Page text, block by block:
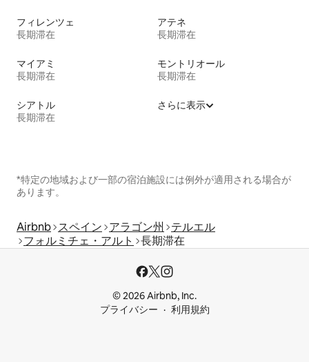
フィレンツェ
長期滞在
アテネ
長期滞在
マイアミ
長期滞在
モントリオール
長期滞在
シアトル
長期滞在
さらに表示
*特定の地域および一部の宿泊施設には例外が適用される場合が
あります。
Airbnb スペイン アラゴン州
テルエル
フォルミチェ・アルト
長期滞在
© 2026 Airbnb, Inc.
プライバシー
利用規約